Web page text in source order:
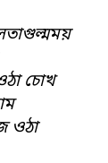
চোখ
ওঠা